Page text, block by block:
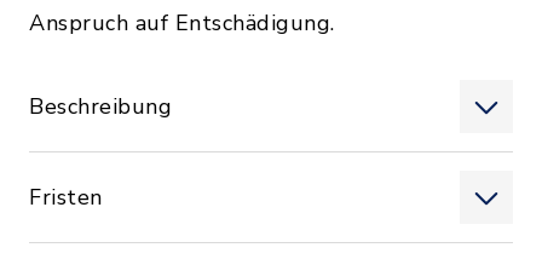
Anspruch auf Entschädigung.
Beschreibung
Fristen